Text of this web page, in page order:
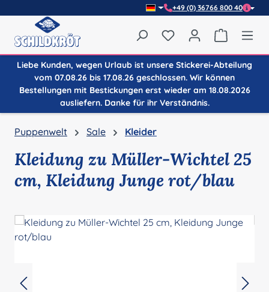
+49 (0) 36766 800 40
Du hast 0 Produkte
Liebe Kunden, wegen Urlaub ist unsere Stickerei-Abteilung
vom 07.08.26 bis 17.08.26 geschlossen. Wir können
Bestellungen mit Bestickungen erst wieder am 18.08.2026
ausliefern. Danke für ihr Verständnis.
Puppenwelt Sale Kleider
Kleidung zu Müller-Wichtel 25
cm, Kleidung Junge rot/blau